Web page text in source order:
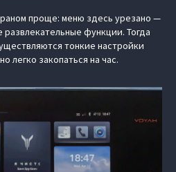
проще: меню здесь урезано —
функции. Тогда
тонкие настройки
легко закопаться на час.